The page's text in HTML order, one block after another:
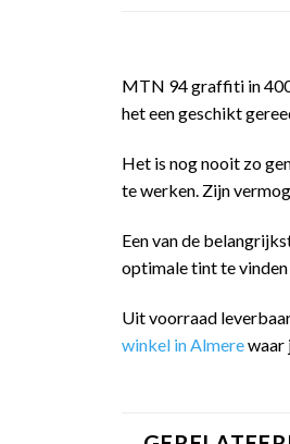
MTN 94 graffiti in
het een geschikt
Het is nog nooit zo
te werken. Zijn
Een van de
optimale tint te
Uit voorraad
winkel in Almerewaar